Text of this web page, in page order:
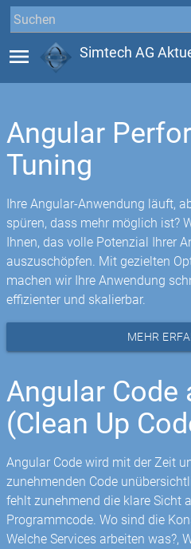
menu Simtech AG
Angular
Tuning
Ihre Angular-Anwendung läuft,
spüren, dass mehr möglich ist?
Ihnen, das volle Potenzial Ihrer
auszuschöpfen. Mit gezielten
machen wir Ihre Anwendung
effizienter und skalierbar.
MEHR
Angular Code
(Clean Up
Angular Code wird mit der Zeit
zunehmenden Code
fehlt zunehmend die klare Sicht
Programmcode. Wo sind die
Welche Services arbeiten was?,